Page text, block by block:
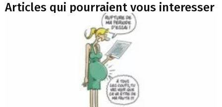
Articles qui pourraient vous interesser